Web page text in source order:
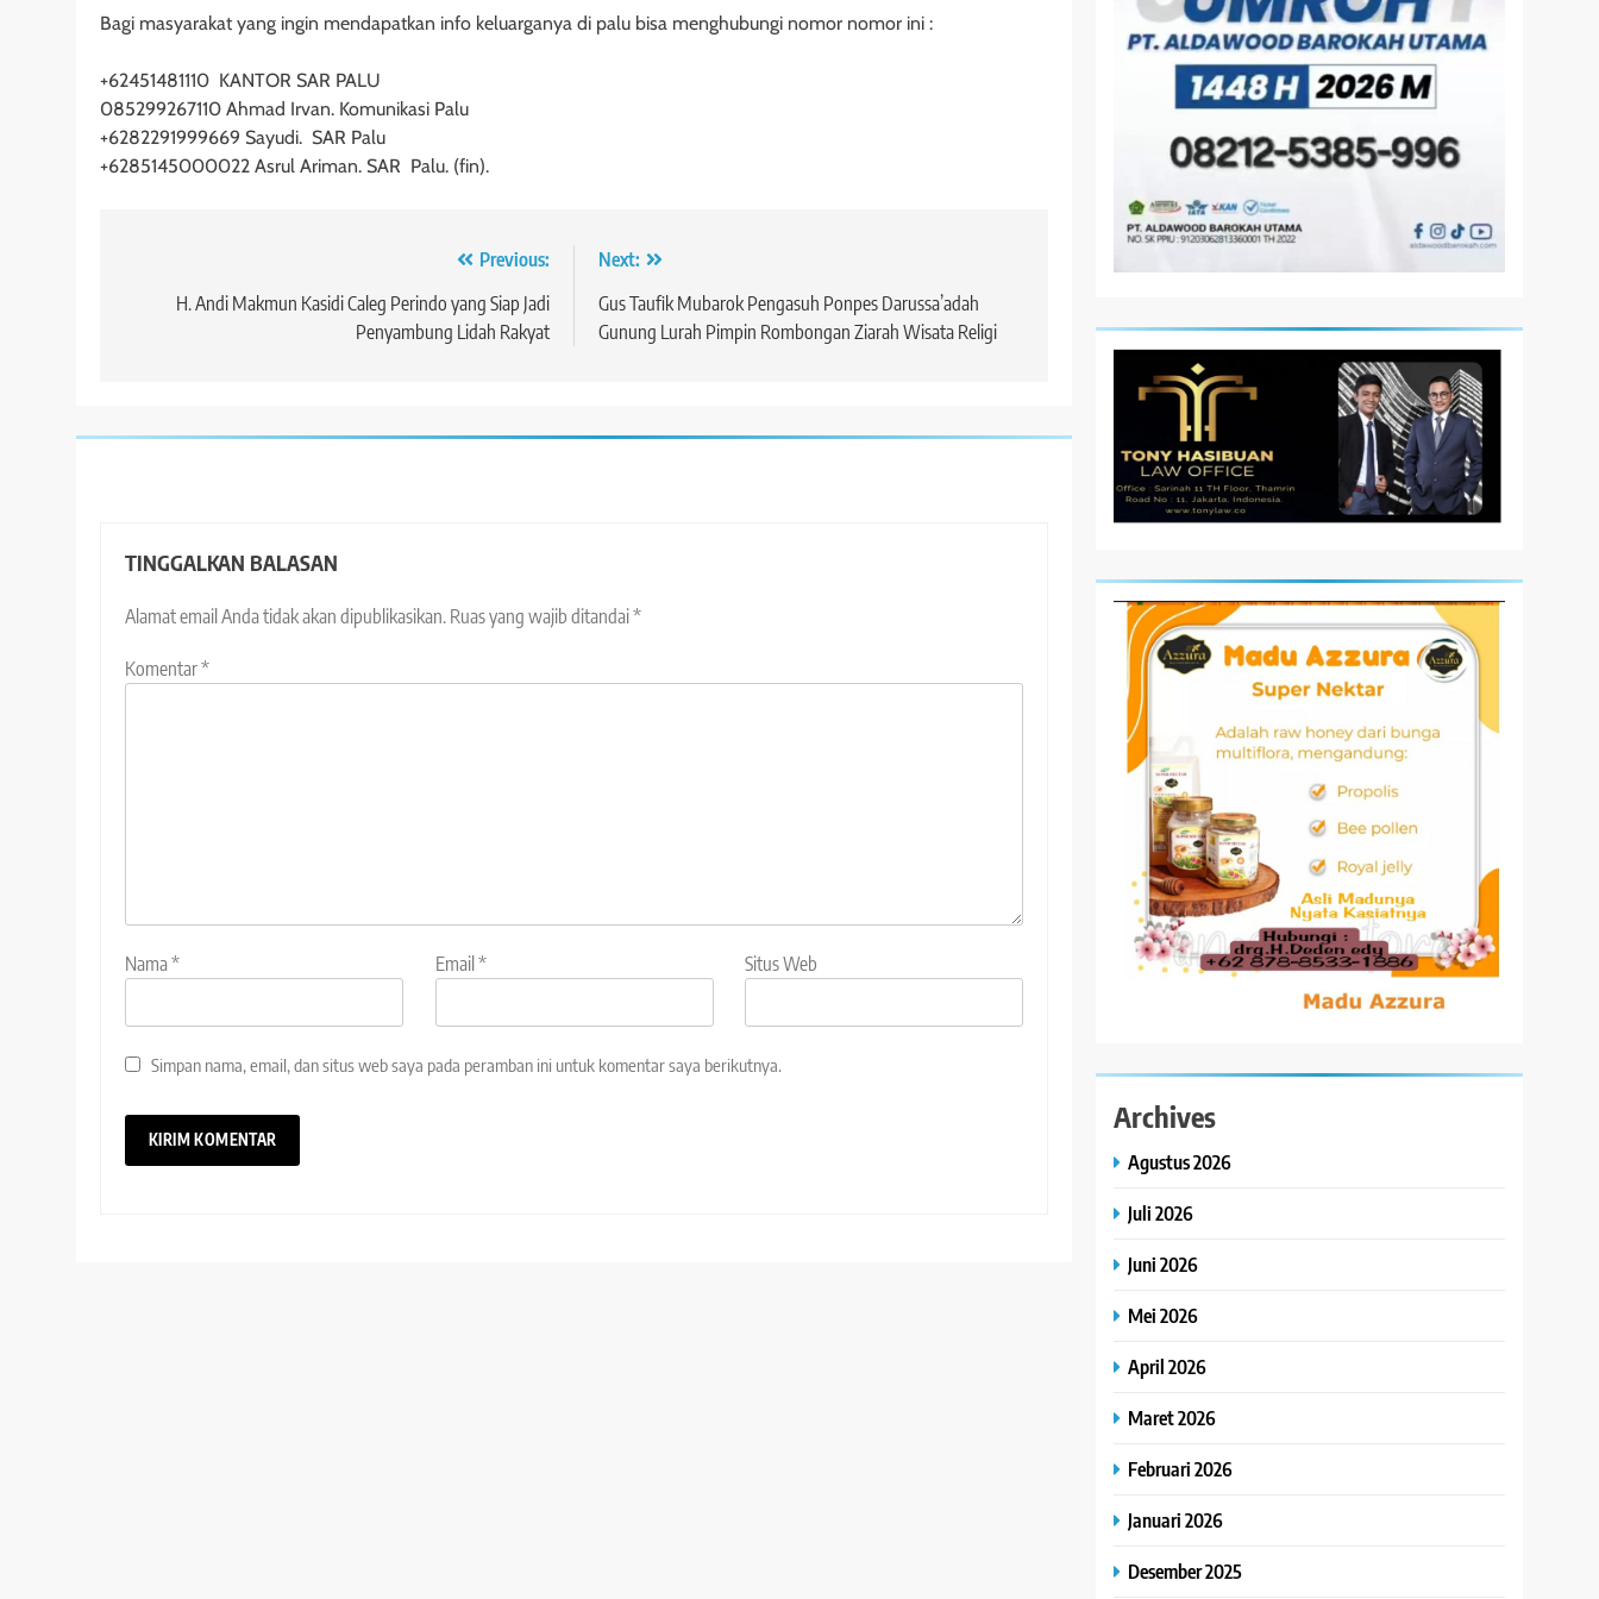
Bagi masyarakat yang ingin mendapatkan info keluarganya di palu bisa menghubungi nomor nomor ini :
+62451481110 KANTOR SAR PALU
085299267110 Ahmad Irvan. Komunikasi Palu
+6282291999669 Sayudi. SAR Palu
+6285145000022 Asrul Ariman. SAR Palu. (fin).
Previous:
H. Andi Makmun Kasidi Caleg Perindo yang Siap Jadi
Penyambung Lidah Rakyat
Next:
Gus Taufik Mubarok Pengasuh Ponpes Darussa’adah
Gunung Lurah Pimpin Rombongan Ziarah Wisata Religi
TINGGALKAN BALASAN
Alamat email Anda tidak akan dipublikasikan. Ruas yang wajib ditandai*
Komentar*
Nama* Email* Situs Web
Simpan nama, email, dan situs web saya pada peramban ini untuk komentar saya berikutnya.
Archives
Agustus 2026
Juli 2026
Juni 2026
Mei 2026
April 2026
Maret 2026
Februari 2026
Januari 2026
Desember 2025